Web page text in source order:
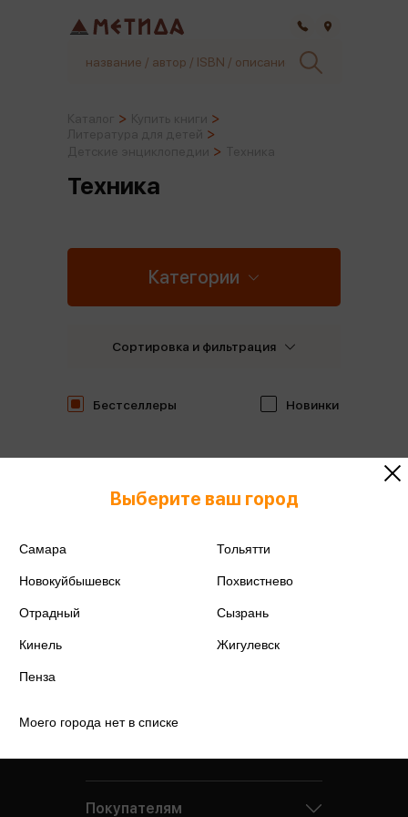
Техника
Категории
Бестселлеры Новинки
Сортировка и фильтрация
Выберите ваш город
Самара Тольятти
Новокуйбышевск Похвистнево
Отрадный Сызрань
Кинель Жигулевск
Пенза
Моего города нет в списке
Покупателям